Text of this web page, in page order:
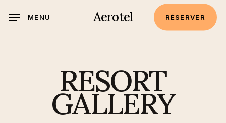
Aerotel RÉSERVER
MENU
RESORT
GALLERY